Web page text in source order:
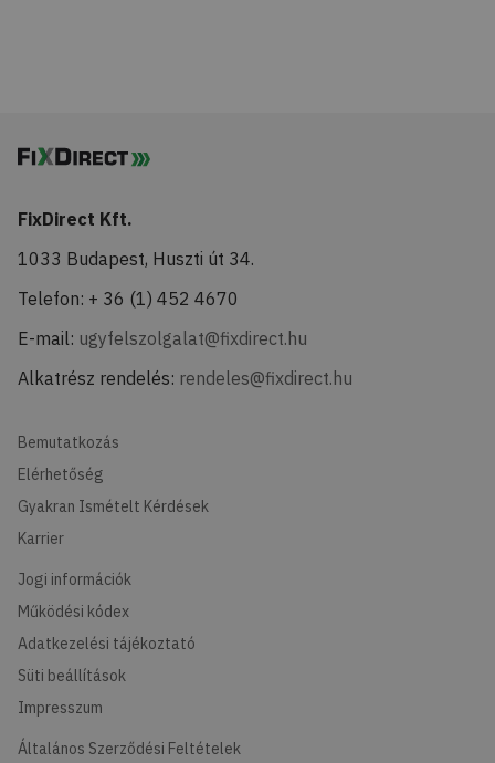
FixDirect Kft.
1033 Budapest, Huszti út 34.
Telefon: + 36 (1) 452 4670
E-mail: ugyfelszolgalat@fixdirect.hu
Alkatrész rendelés: rendeles@fixdirect.hu
Bemutatkozás
Elérhetőség
Gyakran Ismételt Kérdések
Karrier
Jogi információk
Működési kódex
Adatkezelési tájékoztató
Süti beállítások
Impresszum
Általános Szerződési Feltételek